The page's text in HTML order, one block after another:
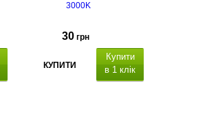
3000K
30 грн
КУПИТИ
Купити
в 1 клік